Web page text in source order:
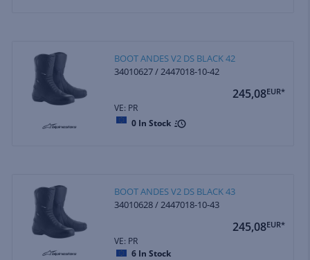
BOOT ANDES V2 DS BLACK 42
34010627 / 2447018-10-42
245,08EUR*
VE: PR
0 In Stock
BOOT ANDES V2 DS BLACK 43
34010628 / 2447018-10-43
245,08EUR*
VE: PR
6 In Stock